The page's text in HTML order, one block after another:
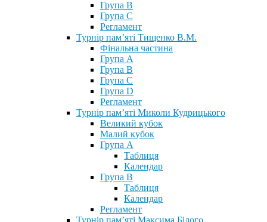
Група В
Група С
Регламент
Турнір пам’яті Тищенко В.М.
Фінальна частина
Група А
Група В
Група С
Група D
Регламент
Турнір пам’яті Миколи Кудрицького
Великий кубок
Малий кубок
Група А
Таблиця
Календар
Група В
Таблиця
Календар
Регламент
Турнір пам’яті Максима Білого